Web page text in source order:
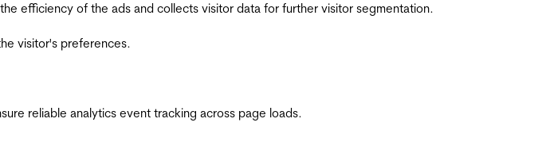
efficiency of the ads and collects visitor data for further visitor segmentation.
visitor's preferences.
reliable analytics event tracking across page loads.